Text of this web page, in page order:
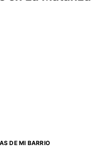
DE MI BARRIO